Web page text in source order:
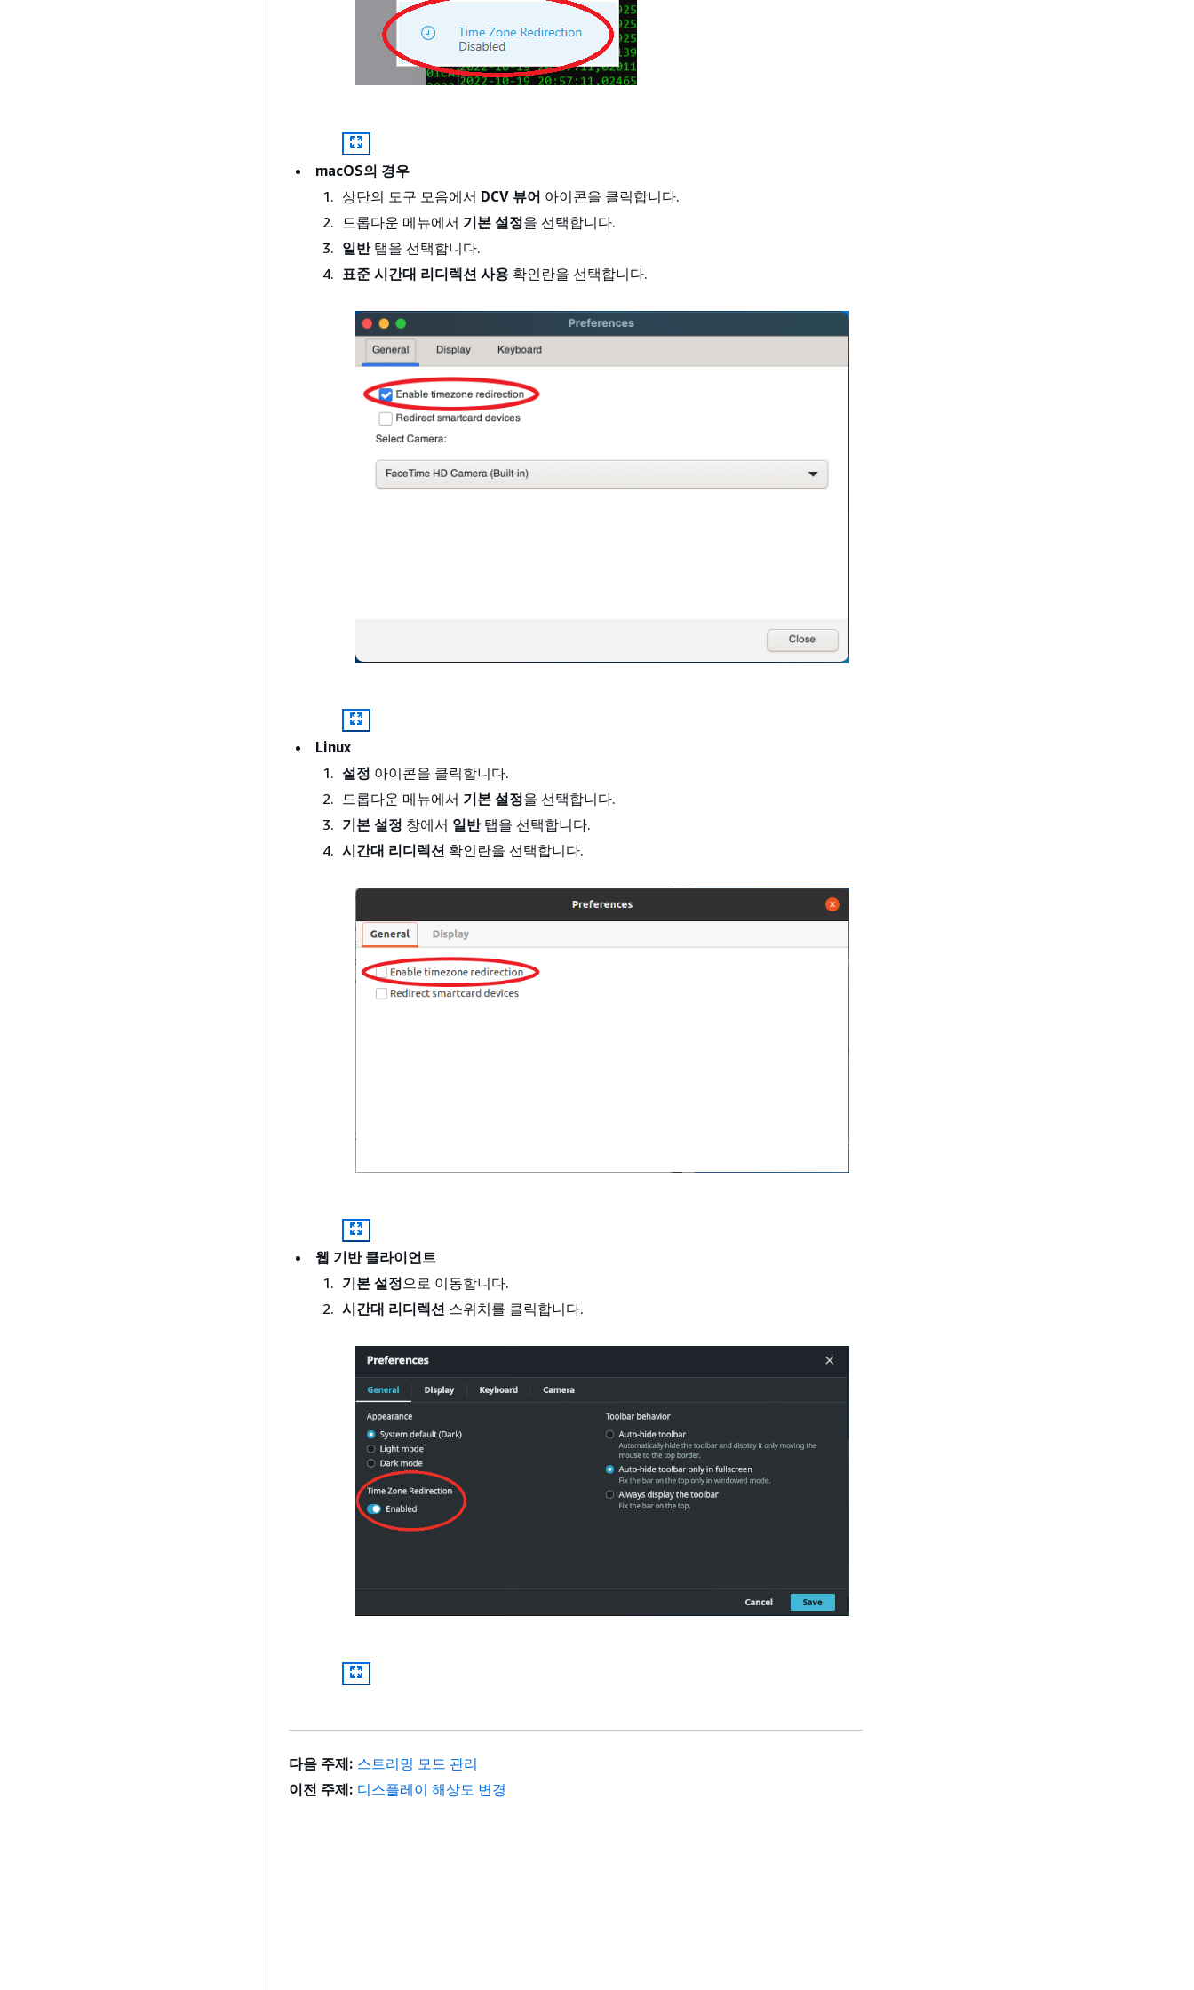
macOS의 경우
상단의 도구 모음에서 DCV 뷰어 아이콘을 클릭합니다.
드롭다운 메뉴에서 기본 설정을 선택합니다.
일반탭을 선택합니다.
표준 시간대 리디렉션 사용 확인란을 선택합니다.
Linux
설정 아이콘을 클릭합니다.
드롭다운 메뉴에서 기본 설정을 선택합니다.
기본 설정 창에서 일반탭을 선택합니다.
시간대 리디렉션 확인란을 선택합니다.
웹 기반 클라이언트
기본 설정으로 이동합니다.
시간대 리디렉션 스위치를 클릭합니다.
다음 주제: 스트리밍 모드 관리
이전 주제: 디스플레이 해상도 변경